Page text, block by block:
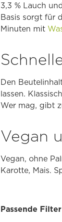
3,3 % Lauch
Basis sorgt für
Minuten mit
Den
lassen.
Wer mag, gibt
Vegan
Vegan, ohne
Karotte, Mais.
Passende